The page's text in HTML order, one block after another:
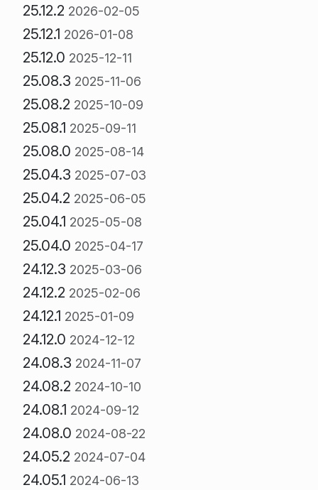
25.12.2 2026-02-05
25.12.1 2026-01-08
25.12.0 2025-12-11
25.08.3 2025-11-06
25.08.2 2025-10-09
25.08.1 2025-09-11
25.08.0 2025-08-14
25.04.3 2025-07-03
25.04.2 2025-06-05
25.04.1 2025-05-08
25.04.0 2025-04-17
24.12.3 2025-03-06
24.12.2 2025-02-06
24.12.1 2025-01-09
24.12.0 2024-12-12
24.08.3 2024-11-07
24.08.2 2024-10-10
24.08.1 2024-09-12
24.08.0 2024-08-22
24.05.2 2024-07-04
24.05.1 2024-06-13